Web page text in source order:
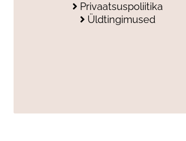
Privaatsuspoliitika
Üldtingimused